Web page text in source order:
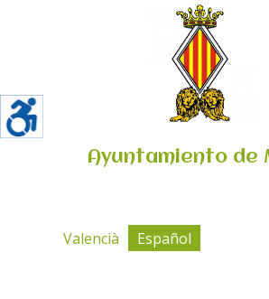
Ayuntamiento de
Valencià Español